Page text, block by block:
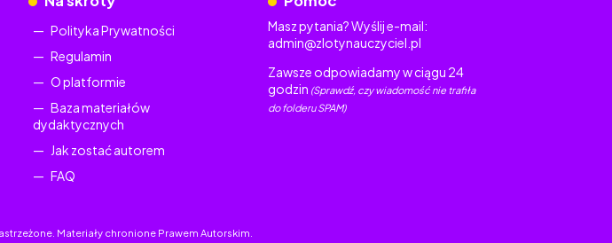
Polityka Prywatności
Regulamin
O platformie
Baza materiałów
dydaktycznych
Jak zostać autorem
FAQ
Masz pytania? Wyślij e-mail:
admin@zlotynauczyciel.pl
Zawsze odpowiadamy w ciągu 24
godzin (Sprawdź, czy wiadomość nie trafiła
do folderu SPAM)
Materiały chronione Prawem Autorskim.